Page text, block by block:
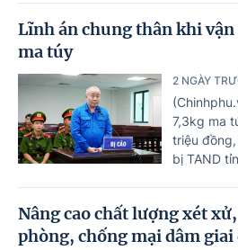
Lĩnh án chung thân khi
ma túy
2 NGÀY
7,3kg ma
triệu
bị TAND
Nâng cao chất lượng xét
phòng, chống mại dâm